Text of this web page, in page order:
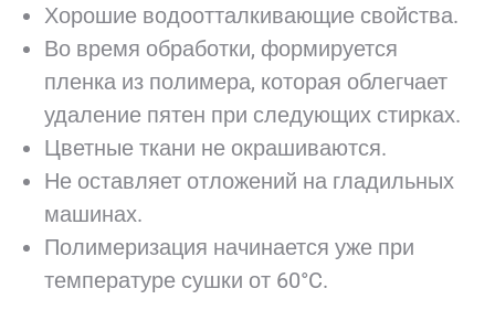
Хорошие водоотталкивающие свойства.
Во время обработки, формируется
пленка из полимера, которая облегчает
удаление пятен при следующих стирках.
Цветные ткани не окрашиваются.
Не оставляет отложений на гладильных
машинах.
Полимеризация начинается уже при
температуре сушки от 60°C.